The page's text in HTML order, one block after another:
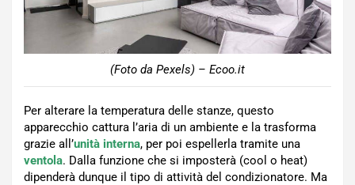
(Foto da Pexels) – Ecoo.it
Per alterare la temperatura delle stanze, questo
apparecchio cattura l’aria di un ambiente e la trasforma
grazie all’unità interna, per poi espellerla tramite una
ventola. Dalla funzione che si imposterà (cool o heat)
dipenderà dunque il tipo di attività del condizionatore. Ma